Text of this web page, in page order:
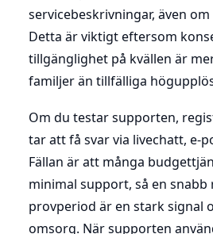
servicebeskrivningar, även
Detta är viktigt eftersom
tillgänglighet på kvällen är
familjer än tillfälliga
Om du testar supporten,
tar att få svar via livechatt, e-
Fällan är att många
minimal support, så en
provperiod är en stark signal
omsorg. När supporten